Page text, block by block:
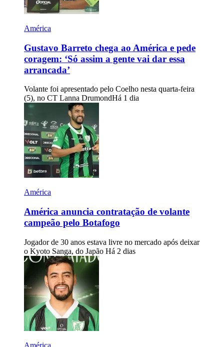
América
Gustavo Barreto chega ao América e pede
coragem: ‘Só assim a gente vai dar essa
arrancada’
Volante foi apresentado pelo Coelho nesta quarta-feira
(5), no CT Lanna DrumondHá 1 dia
América
América anuncia contratação de volante
campeão pelo Botafogo
Jogador de 30 anos estava livre no mercado após deixar
o Kyoto Sanga, do Japão Há 2 dias
América